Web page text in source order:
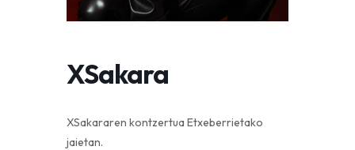
XSakara
XSakararen kontzertua Etxeberrietako
jaietan.